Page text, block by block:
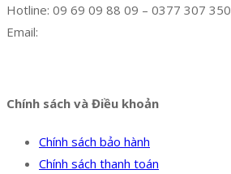
Hotline: 09 69 09 88 09 – 0377 307 350
Email:
Chính sách và Điều khoản
Chính sách bảo hành
Chính sách thanh toán